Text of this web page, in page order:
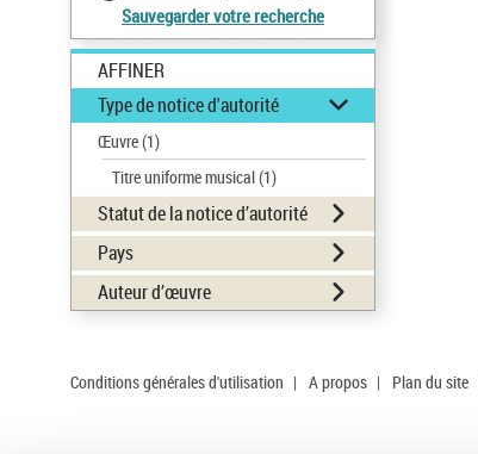
Sauvegarder votre recherche
AFFINER
Type de notice d'autorité
Œuvre(1)
Titre uniforme musical(1)
Statut de la notice d’autorité
Pays
Auteur d’œuvre
Conditions générales d'utilisation | A propos | Plan du site